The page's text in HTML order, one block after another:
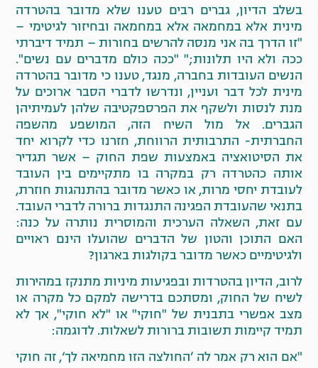
בשלב הדיון, גברים רבים טענו שלא מדובר בהטרדה
מינית אלא במחמאה אלא במחמאה ובחיזור לגיטימי –
"זו הדרך בה אני מנסה להרשים בחורות – תמיד דיברתי
ככה ולא היו תלונות;" "ככה כולם מדברים עם נשים".
הנשים העובדות בחברה, מנגד, טענו כי מדובר בהטרדה
מינית לכל דבר ועניין, ונדרשו לדברי הסבר ארוכים על
מנת לנסות ולשקף את הפרספקטיבה שלהן לעמיתיהן
הגברים. אל מול השיח הזה, המושפע מהשפה
החברתית- התרבותית הרווחת, חזרנו כדי לקרוא יחד
את הסיטואציה באמצעות שפת החוק – אשר תגדיר
אותה כהטרדה רק במקרה בו מתקיימים בין העובד
לעובדת יחסי מרות, או כאשר מדובר בהתנהגות חוזרת,
בתנאי שהעובדת הפגינה התנגדות ברורה לדברי העובד.
עם זאת, השאלה הערכית והמוסרית נותרה על כנה:
האם התוכן והטון של הדברים שהועלו הינם ראויים
ולגיטימיים כאשר מדובר בקולגות בארגון?
לרוב, הדיון בהטרדות ובפגיעות מיניות מתנקז במהירות
לשיח של החוק, ומסתכם בדרישה למקם כל מקרה או
מצב אפשרי בתבנית של "חוקי" או "לא חוקי", אך לא
תמיד קיימות תשובות ברורות לשאלות. לדוגמה:
"אם הוא רק אמר לה ’החולצה הזו מחמיאה לך‘, זה חוקי